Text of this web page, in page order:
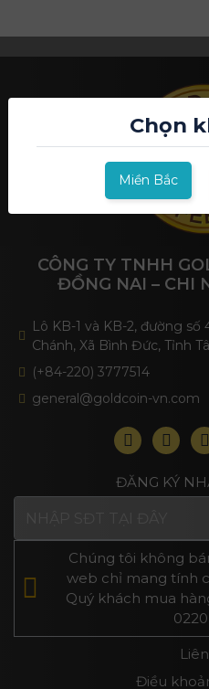
Chọn
Miền Bắc
CÔNG TY TNHH
ĐỒNG NAI – CHI
Lô KB-1 và KB-2, đường
Chánh, Xã Bình Đức, Tỉnh
(+84-220) 3777514
general@goldcoin-vn.com
ĐĂNG KÝ
Chúng tôi không
web chỉ mang tính
Quý khách mua
Điều